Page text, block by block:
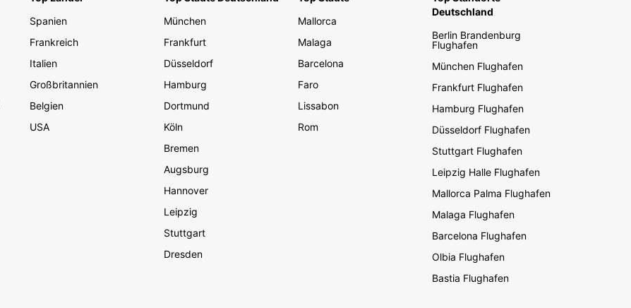
Spanien
Frankreich
Italien
Großbritannien
Belgien
USA
München
Frankfurt
Düsseldorf
Hamburg
Dortmund
Köln
Bremen
Augsburg
Hannover
Leipzig
Stuttgart
Dresden
Mallorca
Malaga
Barcelona
Faro
Lissabon
Rom
Deutschland
Berlin Brandenburg
Flughafen
München Flughafen
Frankfurt Flughafen
Hamburg Flughafen
Düsseldorf Flughafen
Stuttgart Flughafen
Leipzig Halle Flughafen
Mallorca Palma Flughafen
Malaga Flughafen
Barcelona Flughafen
Olbia Flughafen
Bastia Flughafen